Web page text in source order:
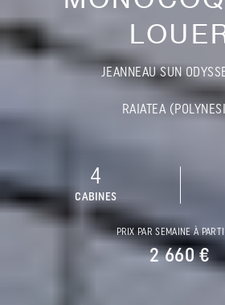
JEANNEAU SUN
RAIATEA
4
CABINES
PRIX PAR SEMAINE À
2 660 €